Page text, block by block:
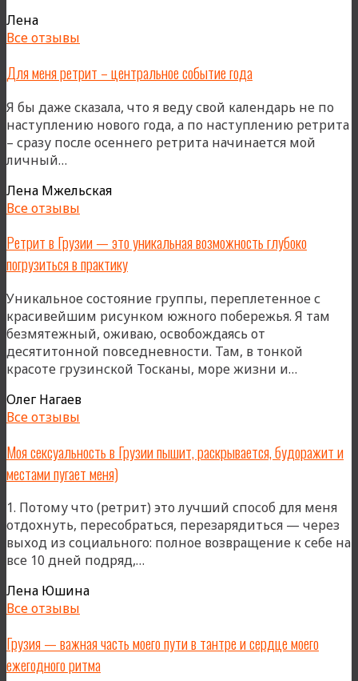
Лена
Все отзывы
Для меня ретрит – центральное событие года
Я бы даже сказала, что я веду свой календарь не по
наступлению нового года, а по наступлению ретрита
– сразу после осеннего ретрита начинается мой
личный…
ретрит
–
событие
года»
Лена Мжельская
Все отзывы
Ретрит в Грузии — это уникальная возможность глубоко
погрузиться в практику
Уникальное состояние группы, переплетенное с
красивейшим рисунком южного побережья. Я там
безмятежный, оживаю, освобождаясь от
десятитонной повседневности. Там, в тонкой
красоте грузинской Тосканы, море жизни и…
в
Олег Нагаев
Все отзывы
Моя сексуальность в Грузии пышит, раскрывается, будоражит и
местами пугает меня)
1. Потому что (ретрит) это лучший способ для меня
отдохнуть, пересобраться, перезарядиться — через
выход из социального: полное возвращение к себе на
все 10 дней подряд,…
раскрывается,
Лена Юшина
Все отзывы
Грузия — важная часть моего пути в тантре и сердце моего
ежегодного ритма